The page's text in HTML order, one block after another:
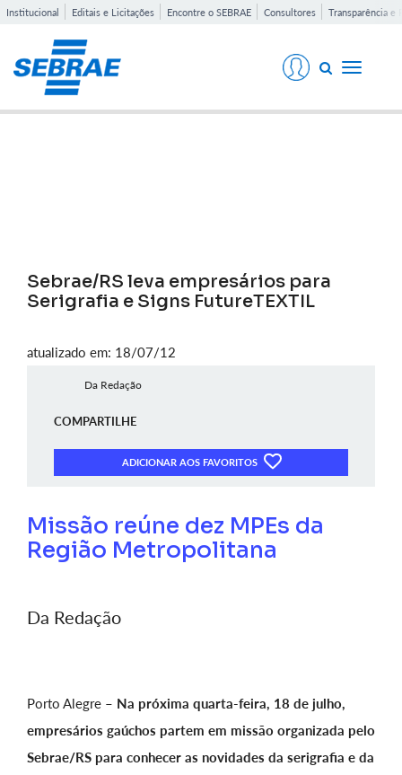
Institucional Editais e Licitações Encontre o SEBRAE Consultores Transparência e
Toggle
Sebrae/RS leva empresários para
Serigrafia e Signs FutureTEXTIL
atualizado em: 18/07/12
Da Redação
COMPARTILHE
ADICIONAR AOS FAVORITOS
Missão reúne dez MPEs da
Região Metropolitana
Da Redação
Porto Alegre – Na próxima quarta-feira, 18 de julho,
empresários gaúchos partem em missão organizada pelo
Sebrae/RS para conhecer as novidades da serigrafia e da